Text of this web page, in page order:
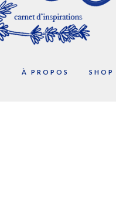
À PROPOS SHOP